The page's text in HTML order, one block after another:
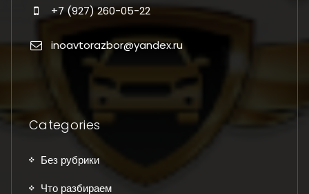
+7 (927) 260-05-22
inoavtorazbor@yandex.ru
Categories
Без рубрики
Что разбираем